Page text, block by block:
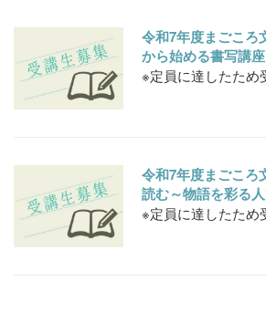
令和7年度まごころ
から始める書写講
※定員に達したため
令和7年度まごころ
読む～物語を彩る
※定員に達したため